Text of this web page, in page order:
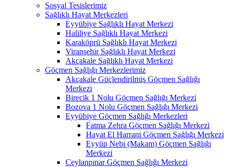
Sosyal Tesislerimiz
Sağlıklı Hayat Merkezleri
Eyyübiye Sağlıklı Hayat Merkezi
Haliliye Sağlıklı Hayat Merkezi
Karaköprü Sağlıklı Hayat Merkezi
Viranşehir Sağlıklı Hayat Merkezi
Akçakale Sağlıklı Hayat Merkezi
Göçmen Sağlığı Merkezlerimiz
Akçakale Güçlendirilmiş Göçmen Sağlığı
Merkezi
Birecik 1 Nolu Göçmen Sağlığı Merkezi
Bozova 1 Nolu Göçmen Sağlığı Merkezi
Eyyübiye Göçmen Sağlığı Merkezleri
Fatma Zehra Göçmen Sağlığı Merkezi
Hayat El Harrani Göçmen Sağlığı Merkezi
Eyyüp Nebi (Makam) Göçmen Sağlığı
Merkezi
Ceylanpınar Göçmen Sağlığı Merkezi